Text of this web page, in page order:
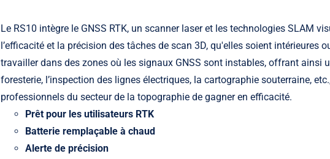
Laser
Les indispensables lasers
Le RS10 intègre le GNSS RTK, un scanner laser et les technologies SLAM
l’efficacité et la précision des tâches de scan 3D, qu'elles soient intérieures
travailler dans des zones où les signaux GNSS sont instables, offrant ainsi
foresterie, l’inspection des lignes électriques, la cartographie souterraine,
professionnels du secteur de la topographie de gagner en efficacité.
Prêt pour les utilisateurs RTK
Batterie remplaçable à chaud
Alerte de précision